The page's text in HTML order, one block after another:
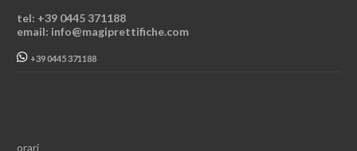
tel: +39 0445 371188
email: info@magiprettifiche.com
+39 0445 371188
orari